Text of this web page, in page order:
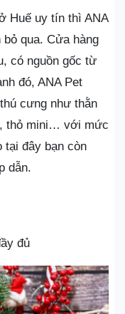
Huế uy tín thì ANA
qua. Cửa hàng
có nguồn gốc từ
đó, ANA Pet
cưng như thằn
thỏ mini… với mức
tại đây bạn còn
dẫn.
đủ